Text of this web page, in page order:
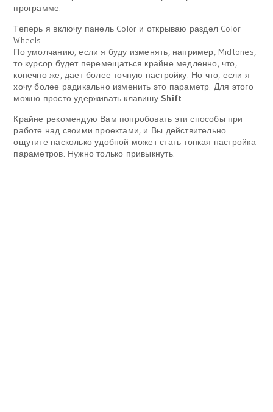
программе.
Теперь я включу панель Color и открываю раздел Color
Wheels.
По умолчанию, если я буду изменять, например, Midtones,
то курсор будет перемещаться крайне медленно, что,
конечно же, дает более точную настройку. Но что, если я
хочу более радикально изменить это параметр. Для этого
можно просто удерживать клавишу Shift.
Крайне рекомендую Вам попробовать эти способы при
работе над своими проектами, и Вы действительно
ощутите насколько удобной может стать тонкая настройка
параметров. Нужно только привыкнуть.